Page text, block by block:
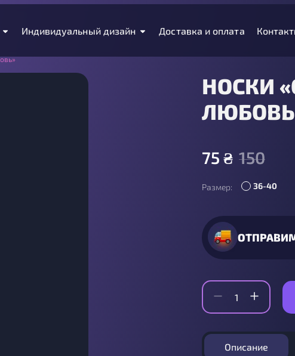
Индивидуальный дизайн Доставка и оплата
НОСКИ
150
75 ₴
Размер: 36-40
Описание